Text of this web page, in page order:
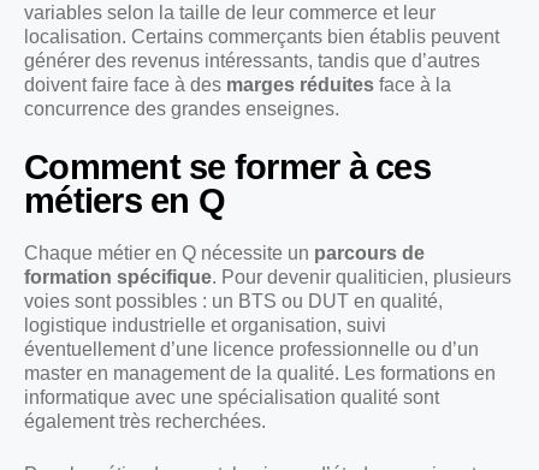
variables selon la taille de leur commerce et leur
localisation. Certains commerçants bien établis peuvent
générer des revenus intéressants, tandis que d’autres
doivent faire face à des marges réduites face à la
concurrence des grandes enseignes.
Comment se former à ces
métiers en Q
Chaque métier en Q nécessite un parcours de
formation spécifique. Pour devenir qualiticien, plusieurs
voies sont possibles : un BTS ou DUT en qualité,
logistique industrielle et organisation, suivi
éventuellement d’une licence professionnelle ou d’un
master en management de la qualité. Les formations en
informatique avec une spécialisation qualité sont
également très recherchées.